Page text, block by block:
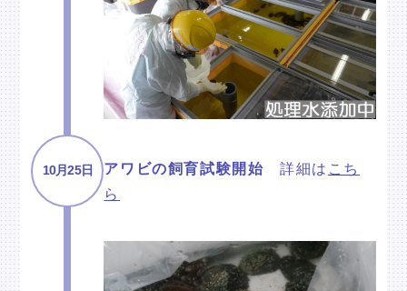
10月25日 アワビの飼育試験開始詳細は こち
ら